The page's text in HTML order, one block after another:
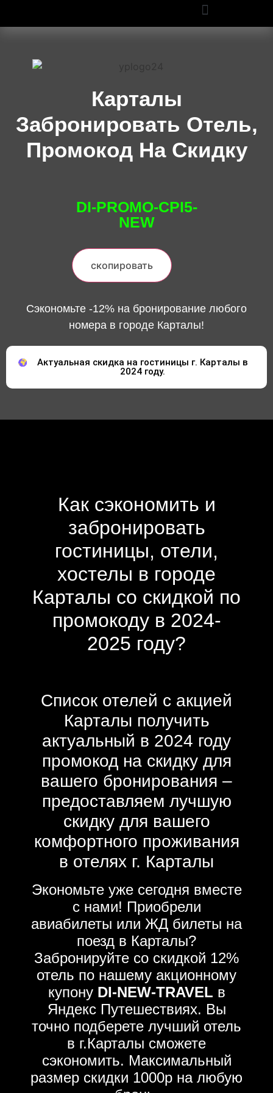
Карталы
Забронировать Отель,
Промокод На Скидку
DI-PROMO-CPI5-
NEW
скопировать
Сэкономьте -12% на бронирование любого
номера в городе Карталы!
Актуальная скидка на гостиницы г. Карталы в
2024 году.
Как сэкономить и
забронировать
гостиницы, отели,
хостелы в городе
Карталы со скидкой по
промокоду в 2024-
2025 году?
Список отелей с акцией
Карталы получить
актуальный в 2024 году
промокод на скидку для
вашего бронирования –
предоставляем лучшую
скидку для вашего
комфортного проживания
в отелях г. Карталы
Экономьте уже сегодня вместе
с нами! Приобрели
авиабилеты или ЖД билеты на
поезд в Карталы?
Забронируйте со скидкой 12%
отель по нашему акционному
купону DI-NEW-TRAVEL в
Яндекс Путешествиях. Вы
точно подберете лучший отель
в г.Карталы сможете
сэкономить. Максимальный
размер скидки 1000р на любую